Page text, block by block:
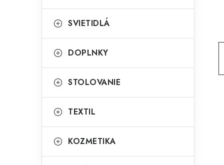
a
n
l
i
SVIETIDLÁ
DOPLNKY
STOLOVANIE
TEXTIL
KOZMETIKA